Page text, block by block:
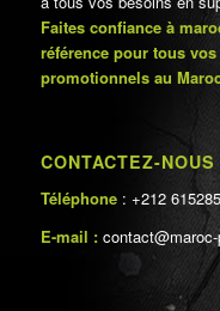
Faites confiance à
référence pour tous
promotionnels au
CONTACTEZ-NOUS
Téléphone : +212
E-mail :